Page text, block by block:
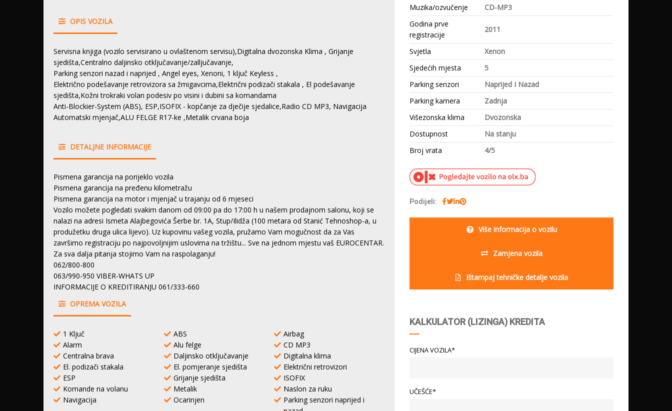
OPIS VOZILA
Servisna knjiga (vozilo servisirano u ovlaštenom servisu),Digitalna dvozonska Klima , Grijanje
sjedišta,Centralno daljinsko otključavanje/zalljučavanje,
Parking senzori nazad i naprijed , Angel eyes, Xenoni, 1 ključ Keyless ,
Električno podešavanje retrovizora sa žmigavcima,Električni podizači stakala , El podešavanje
sjedišta,Kožni trokraki volan podesiv po visini i dubini sa komandama
Anti-Blockier-System (ABS), ESP,ISOFIX - kopčanje za dječije sjedalice,Radio CD MP3, Navigacija
Automatski mjenjač,ALU FELGE R17-ke ,Metalik crvana boja
DETALJNE INFORMACIJE
Pismena garancija na porijeklo vozila
Pismena garancija na pređenu kilometražu
Pismena garancija na motor i mjenjač u trajanju od 6 mjeseci
Vozilo možete pogledati svakim danom od 09:00 pa do 17:00 h u našem prodajnom salonu, koji se
nalazi na adresi Ismeta Alajbegovića Šerbe br. 1A, Stup/Ilidža (100 metara od Stanić Tehnoshop-a, u
produžetku druga ulica lijevo). Uz kupovinu vašeg vozila, pružamo Vam mogučnost da za Vas
završimo registraciju po najpovoljnijim uslovima na tržištu... Sve na jednom mjestu vaš EUROCENTAR.
Za sva dalja pitanja stojimo Vam na raspolaganju!
062/800-800
063/990-950 VIBER-WHATS UP
INFORMACIJE O KREDITIRANJU 061/333-660
OPREMA VOZILA
1 Ključ ABS
Airbag
Alarm
Alu felge
CD MP3
Centralna brava
Daljinsko otključavanje
Digitalna klima
El. podizači stakala
El. pomjeranje sjedišta
Električni retrovizori
ESP
Grijanje sjedišta
ISOFIX
Komande na volanu
Metalik
Naslon za ruku
Navigacija
Ocarinjen
Parking senzori naprijed i
Muzika/ozvučenje
CD-MP3
Godina prve
registracije
2011
Svjetla
Xenon
Sjedećih mjesta
5
Parking senzori
Naprijed I Nazad
Parking kamera
Zadnja
Višezonska klima
Dvozonska
Dostupnost
Na stanju
Broj vrata
4/5
Podijeli:
Više informacija o vozilu
Zamjena vozila
Ištampaj tehničke detalje vozila
KALKULATOR (LIZINGA) KREDITA
CIJENA VOZILA*
UČEŠĆE*